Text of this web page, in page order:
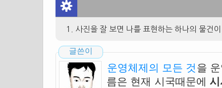
사진을 잘 보면 나를 표현하는 하나의 물건
글쓴이
운영체제의 모든 것 을
름은 현재 시국때문에